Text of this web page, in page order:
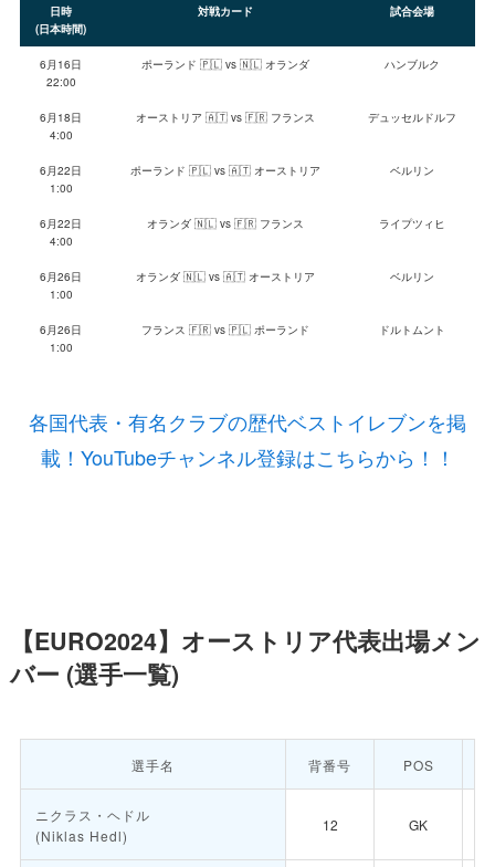
日時
(日本時間)
対戦カード 試合会場
6月16日
22:00
ポーランド 🇵🇱 vs 🇳🇱 オランダ ハンブルク
6月18日
4:00
オーストリア 🇦🇹 vs 🇫🇷 フランス デュッセルドルフ
6月22日
1:00
ポーランド 🇵🇱 vs 🇦🇹 オーストリア ベルリン
6月22日
4:00
オランダ 🇳🇱 vs 🇫🇷 フランス ライプツィヒ
6月26日
1:00
オランダ 🇳🇱 vs 🇦🇹 オーストリア ベルリン
6月26日
1:00
フランス 🇫🇷 vs 🇵🇱 ポーランド ドルトムント
各国代表・有名クラブの歴代ベストイレブンを掲
載！YouTubeチャンネル登録はこちらから！！
【EURO2024】オーストリア代表出場メン
バー (選手一覧)
選手名 背番号 POS
ニクラス・ヘドル
(Niklas Hedl)
12 GK